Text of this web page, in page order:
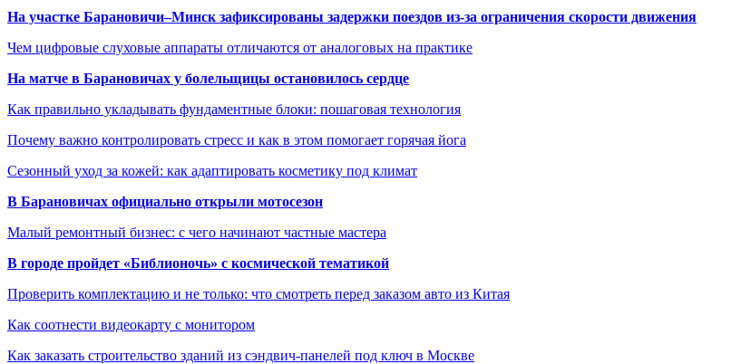
На участке Барановичи–Минск зафиксированы задержки поездов из-за ограничения скорости движения
Чем цифровые слуховые аппараты отличаются от аналоговых на практике
На матче в Барановичах у болельщицы остановилось сердце
Как правильно укладывать фундаментные блоки: пошаговая технология
Почему важно контролировать стресс и как в этом помогает горячая йога
Сезонный уход за кожей: как адаптировать косметику под климат
В Барановичах официально открыли мотосезон
Малый ремонтный бизнес: с чего начинают частные мастера
В городе пройдет «Библионочь» с космической тематикой
Проверить комплектацию и не только: что смотреть перед заказом авто из Китая
Как соотнести видеокарту с монитором
Как заказать строительство зданий из сэндвич-панелей под ключ в Москве